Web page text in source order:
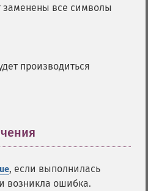
заменены все символы
производиться
, если выполнилась
возникла ошибка.